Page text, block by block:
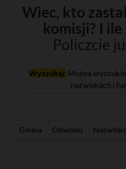
Wiec, kto
komisji? I ile
Policzcie
Wyszukaj: Można
nazwiskach i
Gmina Obwodu